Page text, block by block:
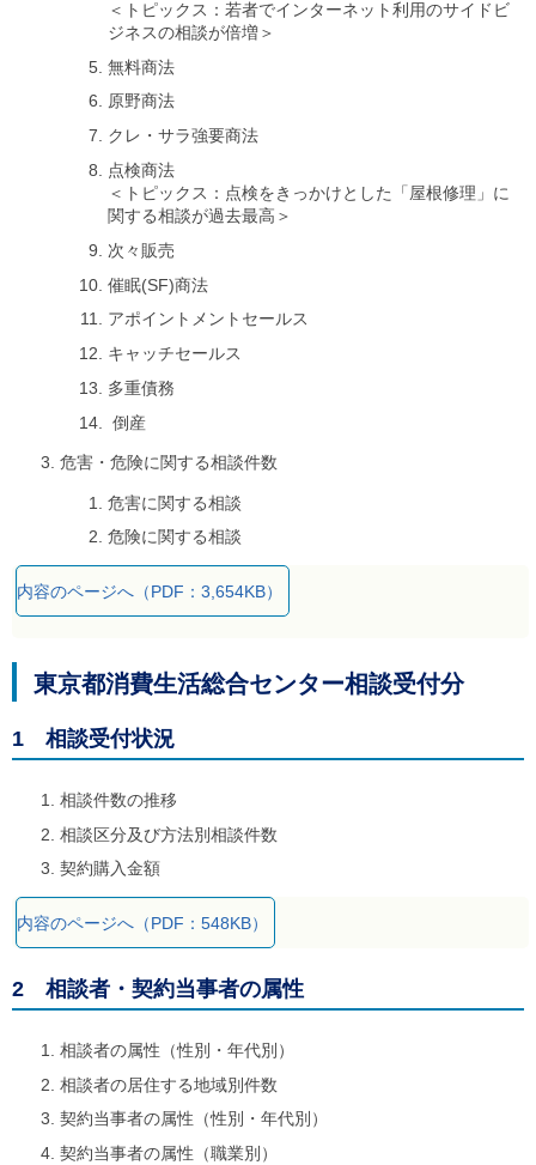
＜トピックス：若者でインターネット利用のサイドビ
ジネスの相談が倍増＞
無料商法
原野商法
クレ・サラ強要商法
点検商法
＜トピックス：点検をきっかけとした「屋根修理」に
関する相談が過去最高＞
次々販売
催眠(SF)商法
アポイントメントセールス
キャッチセールス
多重債務
倒産
危害・危険に関する相談件数
危害に関する相談
危険に関する相談
内容のページへ（PDF：3,654KB）
東京都消費生活総合センター相談受付分
1 相談受付状況
相談件数の推移
相談区分及び方法別相談件数
契約購入金額
内容のページへ（PDF：548KB）
2 相談者・契約当事者の属性
相談者の属性（性別・年代別）
相談者の居住する地域別件数
契約当事者の属性（性別・年代別）
契約当事者の属性（職業別）